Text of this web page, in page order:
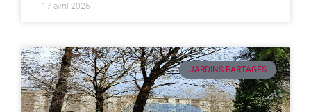
17 avril 2026
JARDINS PARTAGÉS